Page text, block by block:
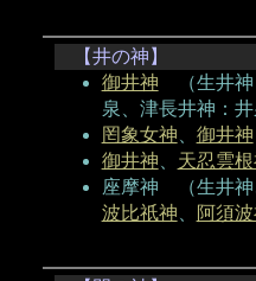
【井の神】
御井神 （生井神
泉、津長井神：井
罔象女神
御井神
御井神
天忍雲
座摩神 （生井神
波比祇神
阿須